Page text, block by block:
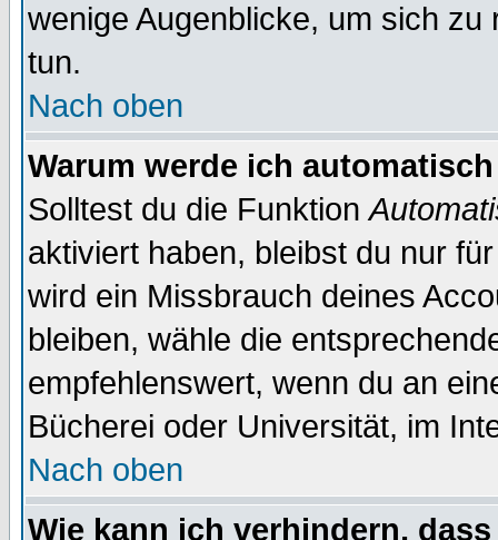
wenige Augenblicke, um sich
tun.
Nach oben
Warum werde ich
Solltest du die Funktion
aktiviert haben, bleibst du nur
wird ein Missbrauch deines
bleiben, wähle die
empfehlenswert, wenn du an
Bücherei oder Universität, im
Nach oben
Wie kann ich verhindern,